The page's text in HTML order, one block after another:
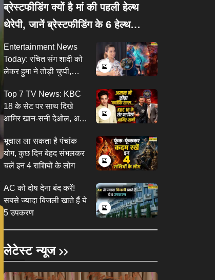
ब्रेस्टफीडिंग क्यों है मां की पहली हेल्थ
थेरेपी, जानें ब्रेस्टफीडिंग के 6 हेल्थ
बेनिफिट्स
Entertainment News
Today: रचित संग शादी को
लेकर हुमा ने तोड़ी चुप्पी,
बयान
Top 7 TV News: KBC
18 के सेट पर साथ दिखे
आमिर खान-सनी देओल, अमन
कभी बहू थी 2
भूचाल ला सकता है पंचांक
योग, कुछ दिन बेहद संभलकर
चलें इन 4 राशियों के लोग
AC को दोष देना बंद करें!
सबसे ज्यादा बिजली खाते हैं ये
5 उपकरण
लेटेस्ट न्यूज